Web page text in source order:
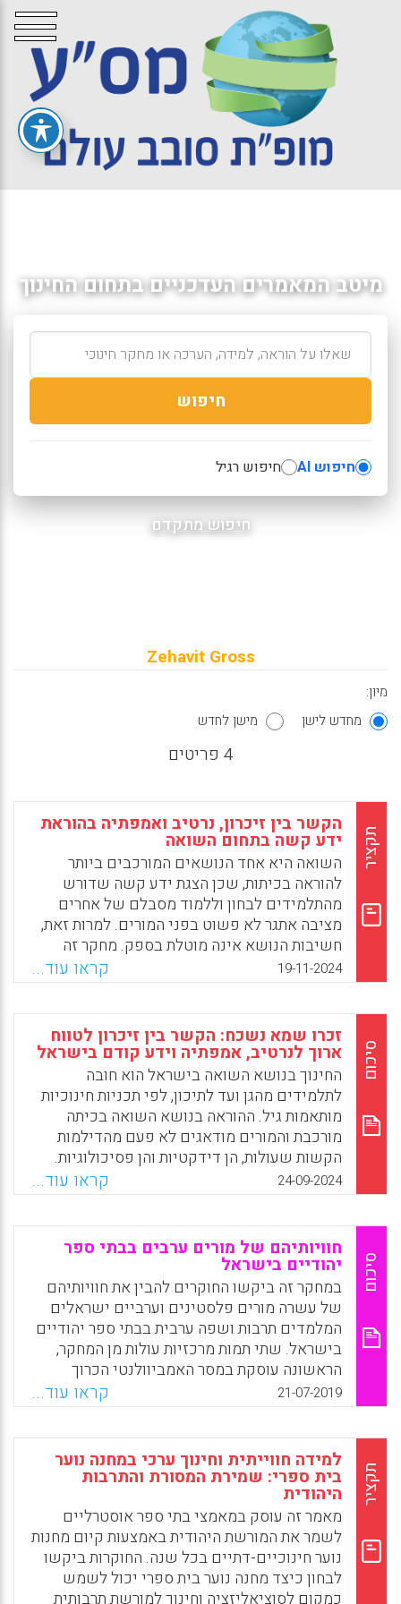
מיטב המאמרים העדכניים בתחום החינוך
חיפוש
חיפוש AI חיפוש רגיל
חיפוש מתקדם
Zehavit Gross
מיון:
מחדש לישן
מישן לחדש
4 פריטים
תקציר
הקשר בין זיכרון, נרטיב ואמפתיה בהוראת
ידע קשה בתחום השואה
השואה היא אחד הנושאים המורכבים ביותר
להוראה בכיתות, שכן הצגת ידע קשה שדורש
מהתלמידים לבחון וללמוד מסבלם של אחרים
מציבה אתגר לא פשוט בפני המורים. למרות זאת,
חשיבות הנושא אינה מוטלת בספק. מחקר זה
בודק כיצד ניתן לנצל את הכוח של סרטים כדי
לסייע למורים במשימה המורכבת הזו ומציג
שיטות שונות לשימוש נכון בהם.
WhatsApp
Facebook
Email
X
19-11-2024 קראו עוד...
סיכום
זכרו שמא נשכח: הקשר בין זיכרון לטווח
ארוך לנרטיב, אמפתיה וידע קודם בישראל
החינוך בנושא השואה בישראל הוא חובה
לתלמידים מהגן ועד לתיכון, לפי תכניות חינוכיות
מותאמות גיל. ההוראה בנושא השואה בכיתה
מורכבת והמורים מודאגים לא פעם מהדילמות
הקשות שעולות, הן דידקטיות והן פסיכולוגיות.
מאחר שהשואה אינה חלק מהווייתם העכשווית
של התלמידים, ייתכן שיהיה להם קשה להבין את
האירועים, השיקולים וההתנהגויות של יהודים
בתקופה זו
WhatsApp
Facebook
Email
X
24-09-2024 קראו עוד...
סיכום
חוויותיהם של מורים ערבים בבתי ספר
יהודיים בישראל
במחקר זה ביקשו החוקרים להבין את חוויותיהם
של עשרה מורים פלסטינים וערביים ישראלים
המלמדים תרבות ושפה ערבית בבתי ספר יהודיים
בישראל. שתי תמות מרכזיות עולות מן המחקר,
הראשונה עוסקת במסר האמביוולנטי הכרוך
בהוראת ערבית כשפת האויב וככלי לעידוד
ולבניית שלום, ואילו השנייה מבהירה כיצד מורים
השייכים למיעוט מנתבים דרכם ומתמודדים עם
המתח בין זהותם הלאומית (פלסטינית) לבין
זהותם המקצועית באמצעות שימוש במודל
נרטיבי. בסיום המאמר החוקרים המתייחסים גם
להשלכות הרלוונטיות להוראה ולהכשרת מורים
בחברות החיות במצבי קונפליקט.
WhatsApp
Facebook
Email
X
21-07-2019 קראו עוד...
תקציר
למידה חווייתית וחינוך ערכי במחנה נוער
בית ספרי: שמירת המסורת והתרבות
היהודית
מאמר זה עוסק במאמצי בתי ספר אוסטרליים
לשמר את המורשת היהודית באמצעות קיום מחנות
נוער חינוכיים-דתיים בכל שנה. החוקרות ביקשו
לבחון כיצד מחנה נוער בית ספרי יכול לשמש